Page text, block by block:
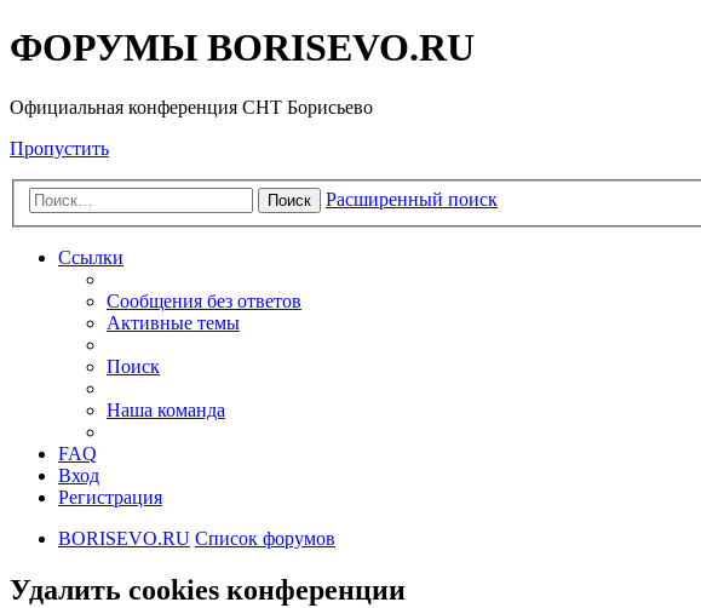
ФОРУМЫ BORISEVO.RU
Официальная конференция СНТ Борисьево
Пропустить
Поиск Расширенный поиск
Ссылки
Сообщения без ответов
Активные темы
Поиск
Наша команда
FAQ
Вход
Регистрация
BORISEVO.RU Список форумов
Удалить cookies конференции